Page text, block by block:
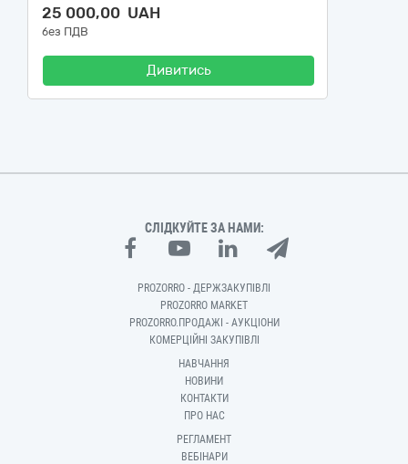
25 000,00 UAH
без ПДВ
Дивитись
СЛІДКУЙТЕ ЗА НАМИ:
PROZORRO - ДЕРЖЗАКУПІВЛІ
PROZORRO MARKET
PROZORRO.ПРОДАЖІ - АУКЦІОНИ
КОМЕРЦІЙНІ ЗАКУПІВЛІ
НАВЧАННЯ
НОВИНИ
КОНТАКТИ
ПРО НАС
РЕГЛАМЕНТ
ВЕБІНАРИ